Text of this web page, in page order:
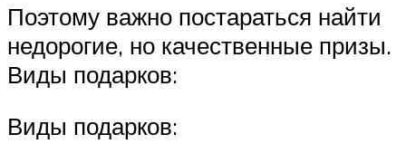
Поэтому важно постараться найти
недорогие, но качественные призы.
Виды подарков:
Виды подарков: